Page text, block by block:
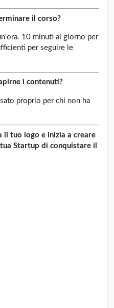
il corso?
10 minuti al giorno per
per seguire le
i contenuti?
proprio per chi non ha
il tuo logo e inizia a creare
Startup di conquistare il